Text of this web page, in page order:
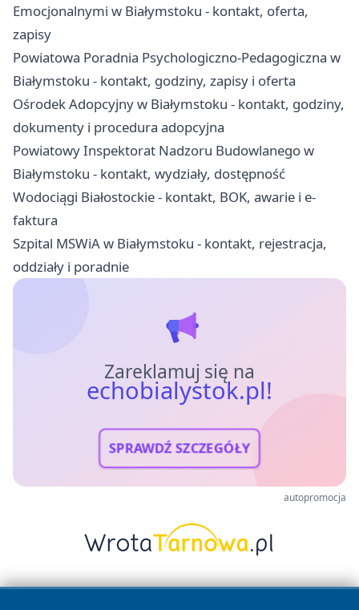
Emocjonalnymi w Białymstoku - kontakt, oferta,
zapisy
Powiatowa Poradnia Psychologiczno-Pedagogiczna w
Białymstoku - kontakt, godziny, zapisy i oferta
Ośrodek Adopcyjny w Białymstoku - kontakt, godziny,
dokumenty i procedura adopcyjna
Powiatowy Inspektorat Nadzoru Budowlanego w
Białymstoku - kontakt, wydziały, dostępność
Wodociągi Białostockie - kontakt, BOK, awarie i e-
faktura
Szpital MSWiA w Białymstoku - kontakt, rejestracja,
oddziały i poradnie
Zareklamuj się na
echobialystok.pl!
SPRAWDŹ SZCZEGÓŁY
autopromocja